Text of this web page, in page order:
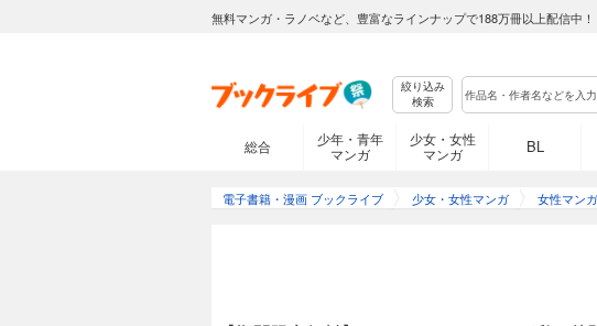
無料マンガ・ラノベなど、豊富なラインナップで188万冊以上配信中！
絞り込み
検索
総合
少年・青年
マンガ
少女・女性
マンガ
BL
電子書籍・漫画 ブックライブ 少女・女性マンガ 女性マンガ